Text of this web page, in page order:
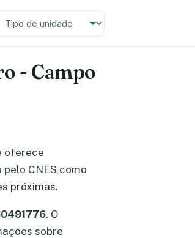
- Campo
oferece
pelo CNES como
próximas.
. O
sobre